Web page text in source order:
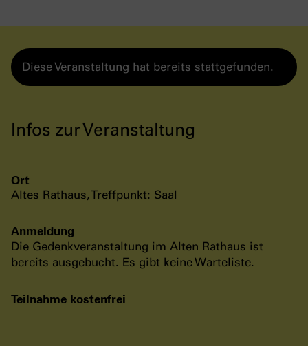
Diese Veranstaltung hat bereits stattgefunden.
Infos zur Veranstaltung
Ort
Altes Rathaus, Treffpunkt: Saal
Anmeldung
Die Gedenkveranstaltung im Alten Rathaus ist
bereits ausgebucht. Es gibt keine Warteliste.
Teilnahme kostenfrei